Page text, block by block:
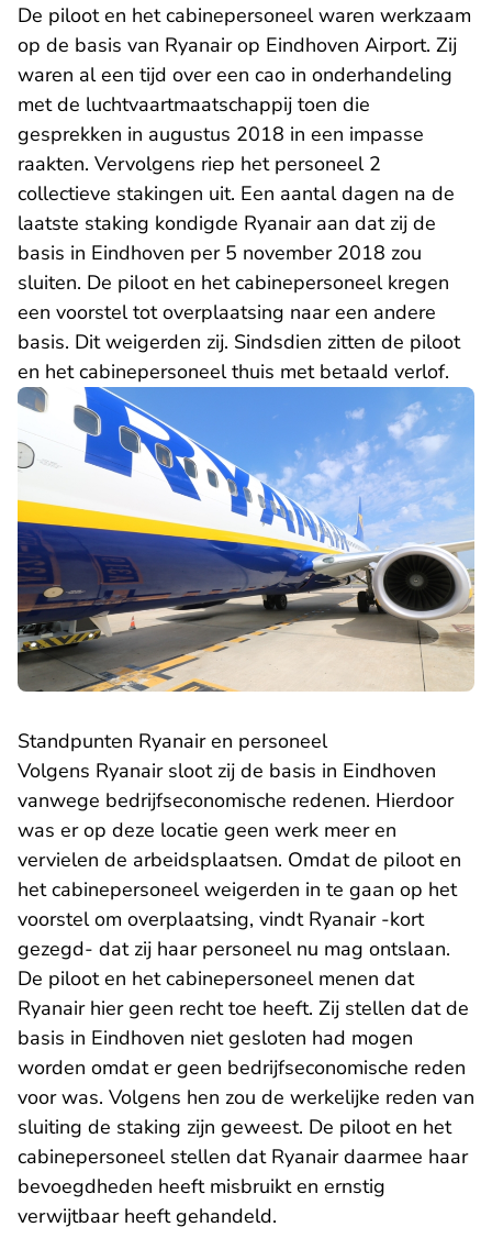
De piloot en het cabinepersoneel waren werkzaam
op de basis van Ryanair op Eindhoven Airport. Zij
waren al een tijd over een cao in onderhandeling
met de luchtvaartmaatschappij toen die
gesprekken in augustus 2018 in een impasse
raakten. Vervolgens riep het personeel 2
collectieve stakingen uit. Een aantal dagen na de
laatste staking kondigde Ryanair aan dat zij de
basis in Eindhoven per 5 november 2018 zou
sluiten. De piloot en het cabinepersoneel kregen
een voorstel tot overplaatsing naar een andere
basis. Dit weigerden zij. Sindsdien zitten de piloot
en het cabinepersoneel thuis met betaald verlof.
Standpunten Ryanair en personeel
Volgens Ryanair sloot zij de basis in Eindhoven
vanwege bedrijfseconomische redenen. Hierdoor
was er op deze locatie geen werk meer en
vervielen de arbeidsplaatsen. Omdat de piloot en
het cabinepersoneel weigerden in te gaan op het
voorstel om overplaatsing, vindt Ryanair -kort
gezegd- dat zij haar personeel nu mag ontslaan.
De piloot en het cabinepersoneel menen dat
Ryanair hier geen recht toe heeft. Zij stellen dat de
basis in Eindhoven niet gesloten had mogen
worden omdat er geen bedrijfseconomische reden
voor was. Volgens hen zou de werkelijke reden van
sluiting de staking zijn geweest. De piloot en het
cabinepersoneel stellen dat Ryanair daarmee haar
bevoegdheden heeft misbruikt en ernstig
verwijtbaar heeft gehandeld.